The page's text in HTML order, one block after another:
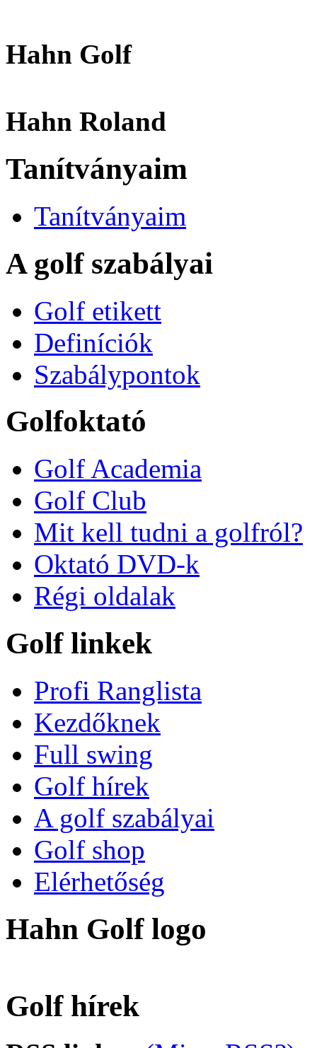
Hahn Golf
Hahn Roland
Tanítványaim
Tanítványaim
A golf szabályai
Golf etikett
Definíciók
Szabálypontok
Golfoktató
Golf Academia
Golf Club
Mit kell tudni a golfról?
Oktató DVD-k
Régi oldalak
Golf linkek
Profi Ranglista
Kezdőknek
Full swing
Golf hírek
A golf szabályai
Golf shop
Elérhetőség
Hahn Golf logo
Golf hírek